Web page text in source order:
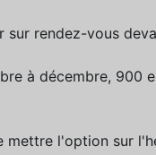
rendez-vous
à décembre, 900
mettre l'option sur